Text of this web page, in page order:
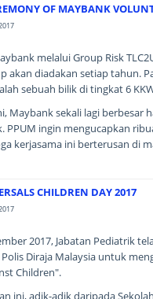
OF MAYBANK
melalui Group Risk
akan diadakan setiap tahun.
sebuah bilik di tingkat 6
Maybank sekali lagi
PPUM ingin mengucapkan
kerjasama ini berterusan di
CHILDREN DAY 2017
2017, Jabatan Pediatrik
Diraja Malaysia untuk
Children".
ini, adik-adik daripada